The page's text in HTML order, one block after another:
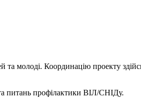
молоді. Координацію проекту
питань профілактики ВІЛ/СНІДу.